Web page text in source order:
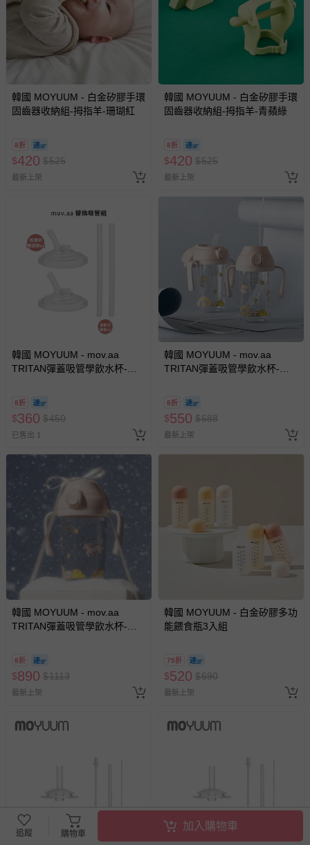
韓國 MOYUUM - 白金矽膠手環
固齒器收納組-拇指羊-珊瑚紅
8折
$420 $525
最新上架
韓國 MOYUUM - 白金矽膠手環
固齒器收納組-拇指羊-青蘋綠
8折
$420 $525
最新上架
韓國 MOYUUM - mov.aa
TRITAN彈蓋吸管學飲水杯-替
8折
$360 $450
已售出 1
韓國 MOYUUM - mov.aa
TRITAN彈蓋吸管學飲水杯-吸
8折
$550 $688
最新上架
韓國 MOYUUM - mov.aa
TRITAN彈蓋吸管學飲水杯-星
8折
$890 $1113
最新上架
韓國 MOYUUM - 白金矽膠多功
能餵食瓶3入組
75折
$520 $690
最新上架
追蹤 購物車
加入購物車